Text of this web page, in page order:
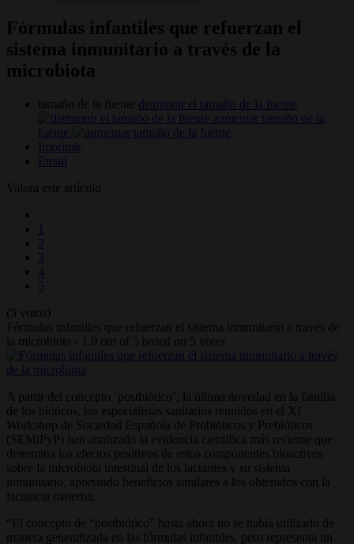
Fórmulas infantiles que refuerzan el
sistema inmunitario a través de la
microbiota
tamaño de la fuente disminuir el tamaño de la fuente
aumentar tamaño de la
fuente
Imprimir
Email
Valora este artículo
1
2
3
4
5
(5 votos)
Fórmulas infantiles que refuerzan el sistema inmunitario a través de
la microbiota - 1.0 out of 5 based on 5 votes
A partir del concepto ‘postbiótico’, la última novedad en la familia
de los bióticos, los especialistas sanitarios reunidos en el XI
Workshop de Sociedad Española de Probióticos y Prebióticos
(SEMiPyP) han analizado la evidencia científica más reciente que
determina los efectos positivos de estos componentes bioactivos
sobre la microbiota intestinal de los lactantes y su sistema
inmunitario, aportando beneficios similares a los obtenidos con la
lactancia materna.
“El concepto de “postbiótico” hasta ahora no se había utilizado de
manera generalizada en las fórmulas infantiles, pero representa un